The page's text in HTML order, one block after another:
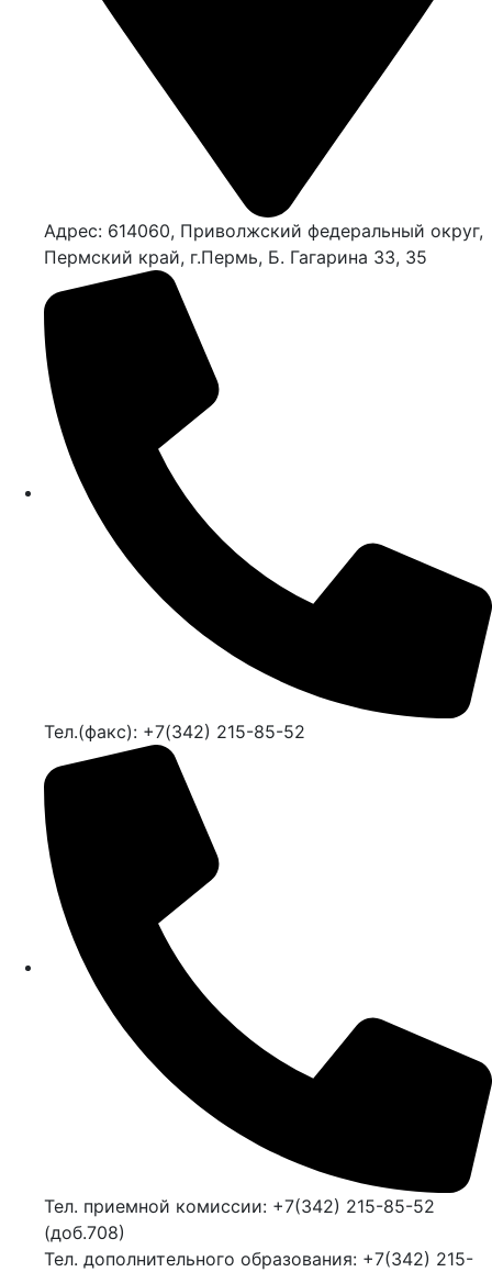
Адрес: 614060, Приволжский федеральный округ,
Пермский край, г.Пермь, Б. Гагарина 33, 35
Тел.(факс): +7(342) 215-85-52
Тел. приемной комиссии: +7(342) 215-85-52
(доб.708)
Тел. дополнительного образования: +7(342) 215-